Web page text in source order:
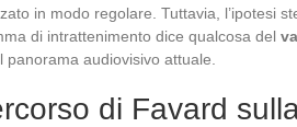
in modo regolare. Tuttavia, l’ipotesi
di intrattenimento dice qualcosa del
panorama audiovisivo attuale.
di Favard